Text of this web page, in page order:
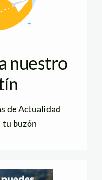
nuestro
de Actualidad
buzón